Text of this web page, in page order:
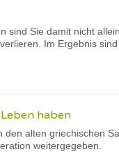
sind Sie damit nicht
Im Ergebnis
haben
alten griechischen
weitergegeben.